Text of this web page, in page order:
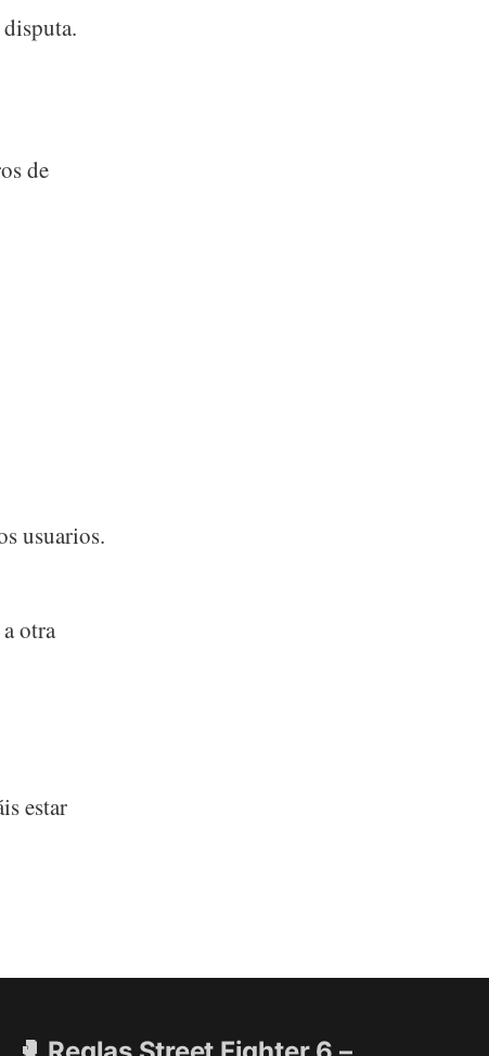
de
usuarios.
otra
estar